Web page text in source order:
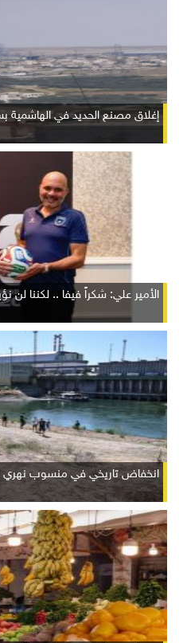
إغلاق مصنع الحديد في الهاشمية
الأمير علي: شكراً فيفا .. لكننا لن
انخفاض تاريخي في منسوب نهري